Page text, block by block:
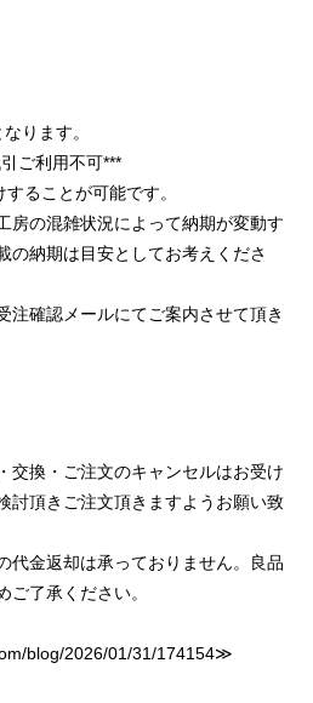
ります。
ご利用不可***
ることが可能です。
房の混雑状況によって納期が変動す
の納期は目安としてお考えくださ
注確認メールにてご案内させて頂き
交換・ご注文のキャンセルはお受け
討頂きご注文頂きますようお願い致
代金返却は承っておりません。良品
ご了承ください。
blog/2026/01/31/174154≫